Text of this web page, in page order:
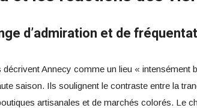
d’admiration et de
décrivent Annecy comme un lieu « intensément
saison. Ils soulignent le contraste entre la
artisanales et de marchés colorés. Le